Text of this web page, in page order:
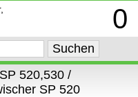
0
520,530 /
SP 520